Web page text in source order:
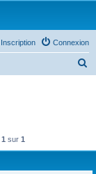
Connexion
Inscription
1 sur 1